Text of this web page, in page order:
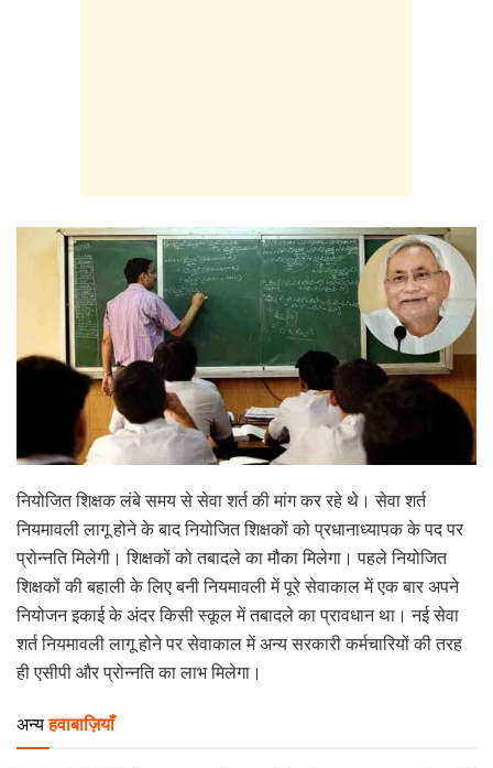
नियोजित शिक्षक लंबे समय से सेवा शर्त की मांग कर रहे थे। सेवा शर्त
नियमावली लागू होने के बाद नियोजित शिक्षकों को प्रधानाध्यापक के पद पर
प्रोन्नति मिलेगी। शिक्षकों को तबादले का मौका मिलेगा। पहले नियोजित
शिक्षकों की बहाली के लिए बनी नियमावली में पूरे सेवाकाल में एक बार अपने
नियोजन इकाई के अंदर किसी स्कूल में तबादले का प्रावधान था। नई सेवा
शर्त नियमावली लागू होने पर सेवाकाल में अन्य सरकारी कर्मचारियों की तरह
ही एसीपी और प्रोन्नति का लाभ मिलेगा।
अन्य हवाबाज़ियाँ